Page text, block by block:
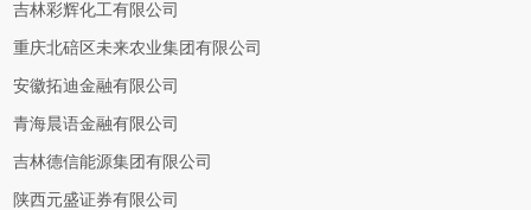
吉林彩辉化工有限公司
重庆北碚区未来农业集团有限公司
安徽拓迪金融有限公司
青海晨语金融有限公司
吉林德信能源集团有限公司
陕西元盛证券有限公司